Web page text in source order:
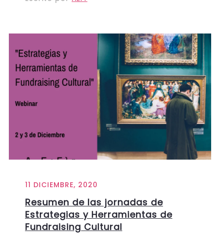
11 DICIEMBRE, 2020
Resumen de las jornadas de
Estrategias y Herramientas de
Fundraising Cultural